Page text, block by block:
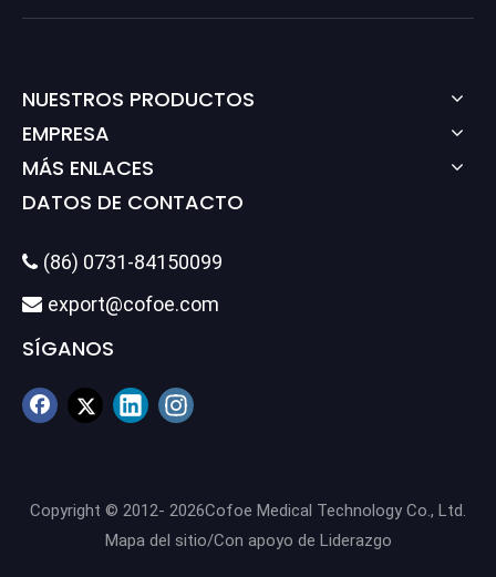
NUESTROS PRODUCTOS
EMPRESA
MÁS ENLACES
DATOS DE CONTACTO
 (86) 0731-84150099
 export@cofoe.com
SÍGANOS
Copyright © 2012- 2026Cofoe Medical Technology Co., Ltd.
Mapa del sitio/Con apoyo de Liderazgo